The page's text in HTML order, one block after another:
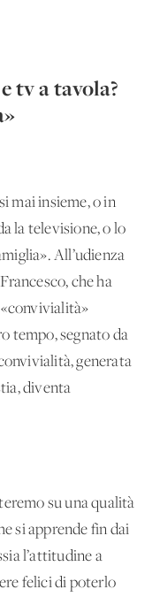
tv a tavola?
mai insieme, o in
la televisione, o lo
All’udienza
che ha
tempo, segnato da
generata
diventa
su una qualità
si apprende fin dai
l’attitudine a
felici di poterlo